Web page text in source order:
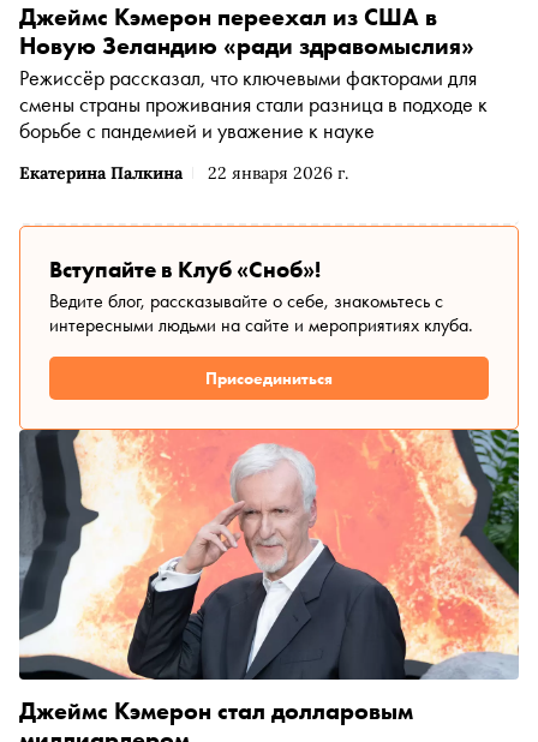
Екатерина Палкина 22 января 2026 г.
Джеймс Кэмерон переехал из США в
Новую Зеландию «ради здравомыслия»
Режиссёр рассказал, что ключевыми факторами для
смены страны проживания стали разница в подходе к
борьбе с пандемией и уважение к науке
Вступайте в Клуб «Сноб»!
Ведите блог, рассказывайте о себе, знакомьтесь с
интересными людьми на сайте и мероприятиях клуба.
Присоединиться
Джеймс Кэмерон стал долларовым